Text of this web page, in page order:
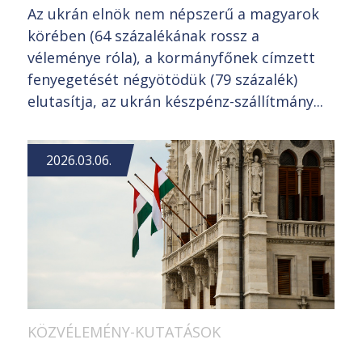
Az ukrán elnök nem népszerű a magyarok
körében (64 százalékának rossz a
véleménye róla), a kormányfőnek címzett
fenyegetését négyötödük (79 százalék)
elutasítja, az ukrán készpénz-szállítmány...
2026.03.06.
KÖZVÉLEMÉNY-KUTATÁSOK